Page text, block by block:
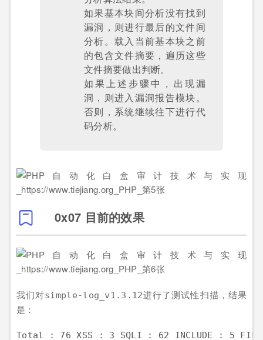
如果基本块间分析没有找到
漏洞，则进行最后的文件间
分析。载入当前基本块之前
的包含文件摘要，遍历这些
文件摘要做出判断。
如果上述步骤中，出现漏
洞，则进入漏洞报告模块。
否则，系统继续往下进行代
码分析。
0x07 目前的效果
我们对simple-log_v1.3.12进行了测试性扫描，结果
是：